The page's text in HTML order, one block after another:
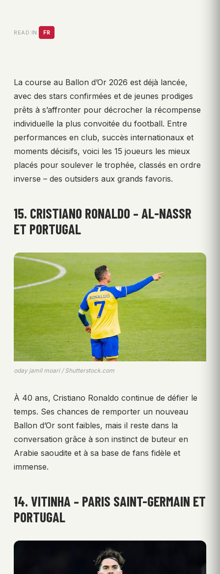
READ IN: FR
La course au Ballon d’Or 2026 est déjà lancée,
avec des stars confirmées et de jeunes prodiges
prêts à s’affronter pour décrocher la récompense
individuelle la plus convoitée du football. Entre
performances en club, succès internationaux et
moments décisifs, voici les 15 joueurs les mieux
placés pour soulever le trophée, classés en ordre
inverse – des outsiders aux grands favoris.
15. CRISTIANO RONALDO – AL-NASSR
ET PORTUGAL
oday jamil moari / Shutterstock.com
À 40 ans, Cristiano Ronaldo continue de défier le
temps. Ses chances de remporter un nouveau
Ballon d’Or sont faibles, mais il reste dans la
conversation grâce à son instinct de buteur en
Arabie saoudite et à sa base de fans fidèle et
immense.
14. VITINHA – PARIS SAINT-GERMAIN ET
PORTUGAL